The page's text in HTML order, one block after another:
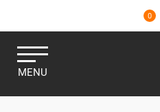
0
MENU